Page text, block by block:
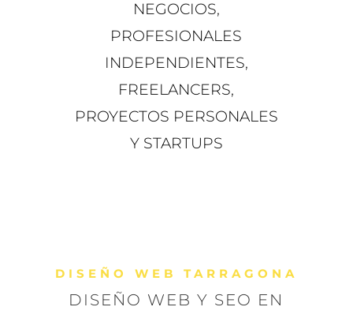
NEGOCIOS,
PROFESIONALES
INDEPENDIENTES,
FREELANCERS,
PROYECTOS PERSONALES
Y STARTUPS
DISEÑO WEB TARRAGONA
DISEÑO WEB Y SEO EN